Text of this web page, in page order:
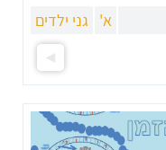
א' גני ילדים